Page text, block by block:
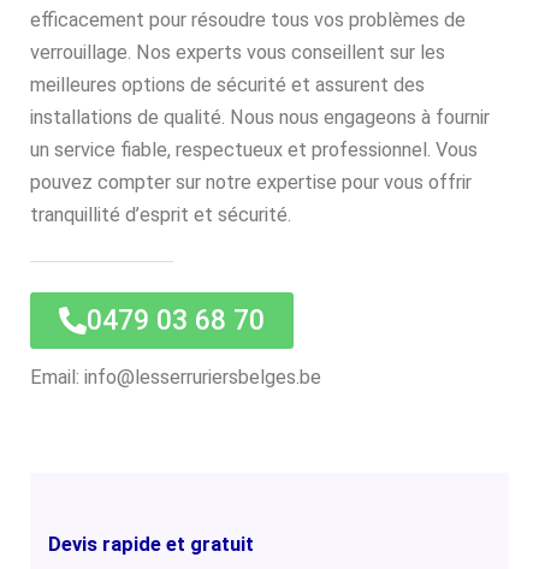
efficacement pour résoudre tous vos problèmes de
verrouillage. Nos experts vous conseillent sur les
meilleures options de sécurité et assurent des
installations de qualité. Nous nous engageons à fournir
un service fiable, respectueux et professionnel. Vous
pouvez compter sur notre expertise pour vous offrir
tranquillité d’esprit et sécurité.
0479 03 68 70
Email: info@lesserruriersbelges.be
Devis rapide et gratuit